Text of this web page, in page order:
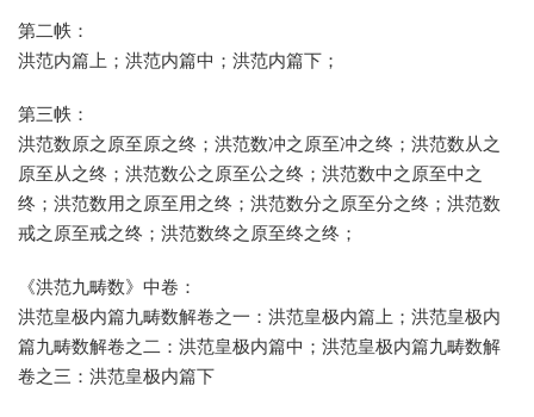
第二帙：
洪范内篇上；洪范内篇中；洪范内篇下；
第三帙：
洪范数原之原至原之终；洪范数冲之原至冲之终；洪范数从之
原至从之终；洪范数公之原至公之终；洪范数中之原至中之
终；洪范数用之原至用之终；洪范数分之原至分之终；洪范数
戒之原至戒之终；洪范数终之原至终之终；
《洪范九畴数》中卷：
洪范皇极内篇九畴数解卷之一：洪范皇极内篇上；洪范皇极内
篇九畴数解卷之二：洪范皇极内篇中；洪范皇极内篇九畴数解
卷之三：洪范皇极内篇下